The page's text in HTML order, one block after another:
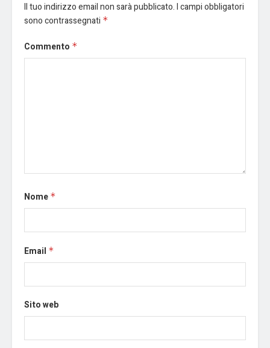
Il tuo indirizzo email non sarà pubblicato.I campi obbligatori
sono contrassegnati *
Commento *
Nome *
Email *
Sito web